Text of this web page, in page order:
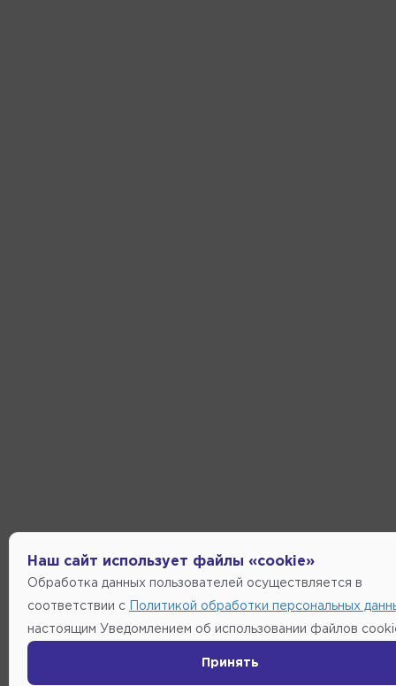
Наш сайт использует файлы «cookie»
Обработка данных пользователей осуществляется в
соответствии с Политикой обработки персональных
настоящим Уведомлением об использовании файлов
Принять